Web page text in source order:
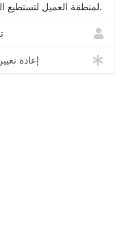
لمنطقة العميل لتستطيع التحكم بحسابك.
إعادة